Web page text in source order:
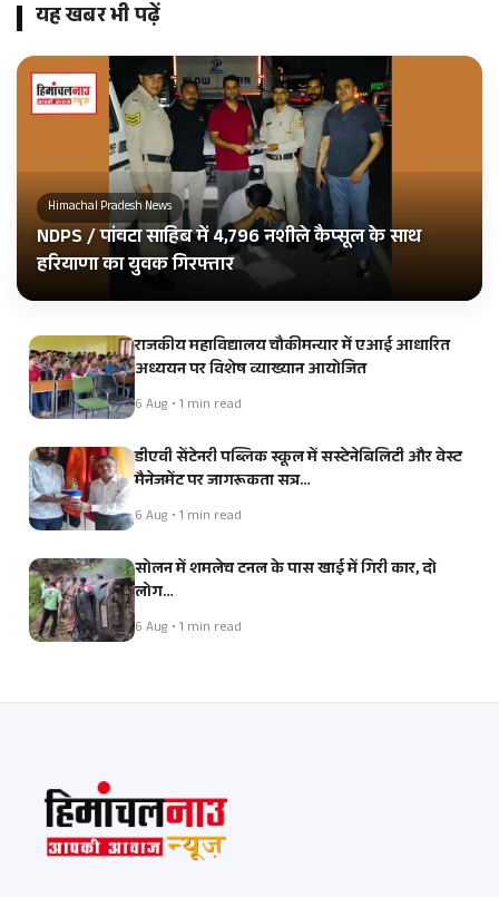
यह खबर भी पढ़ें
Himachal Pradesh News
NDPS / पांवटा साहिब में 4,796 नशीले कैप्सूल के साथ
हरियाणा का युवक गिरफ्तार
राजकीय महाविद्यालय चौकीमन्यार में एआई आधारित
अध्ययन पर विशेष व्याख्यान आयोजित
6 Aug • 1 min read
डीएवी सेंटेनरी पब्लिक स्कूल में सस्टेनेबिलिटी और वेस्ट
मैनेजमेंट पर जागरूकता सत्र…
6 Aug • 1 min read
सोलन में शमलेच टनल के पास खाई में गिरी कार, दो
लोग…
6 Aug • 1 min read